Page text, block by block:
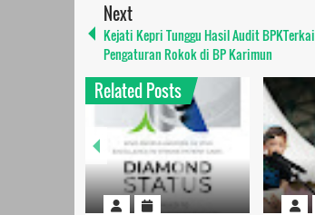
Next
Kejati Kepri Tunggu Hasil Audit
Pengaturan Rokok di BP Karimun
Related Posts